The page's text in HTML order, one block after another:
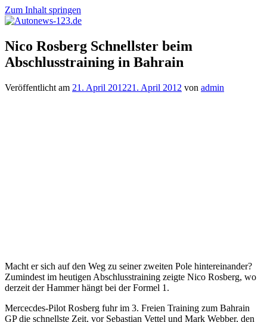
Zum Inhalt springen
Autonews-
123.de
Autonews
mit
Charme
Nico Rosberg Schnellster beim
Abschlusstraining in Bahrain
Veröffentlicht am 21. April 201221. April 2012 von admin
Macht er sich auf den Weg zu seiner zweiten Pole hintereinander?
Zumindest im heutigen Abschlusstraining zeigte Nico Rosberg, wo
derzeit der Hammer hängt bei der Formel 1.
Mercecdes-Pilot Rosberg fuhr im 3. Freien Training zum Bahrain
GP die schnellste Zeit, vor Sebastian Vettel und Mark Webber, den